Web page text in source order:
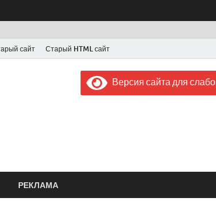
сайт Старый HTML сайт
Газета "Советская
с июля 1956 года
Версия сайта для
РЕКЛАМА